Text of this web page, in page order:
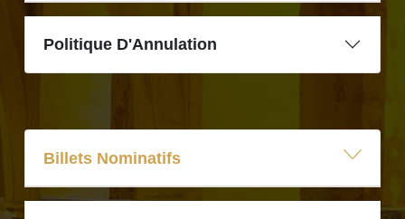
Politique D'Annulation
Billets Nominatifs